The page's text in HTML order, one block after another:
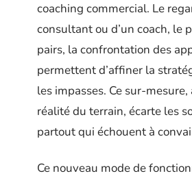
coaching commercial. Le
consultant ou d’un coach, le
pairs, la confrontation des
permettent d’affiner la
les impasses. Ce sur-
réalité du terrain, écarte les
partout qui échouent à
Ce nouveau mode de